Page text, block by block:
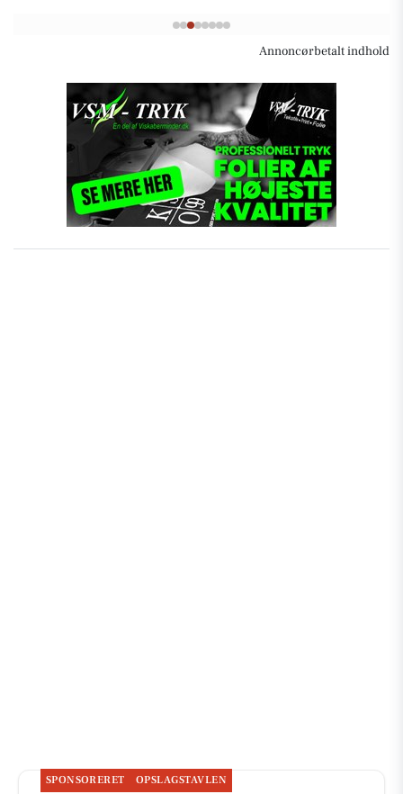
Annoncørbetalt indhold
SPONSORERET OPSLAGSTAVLEN